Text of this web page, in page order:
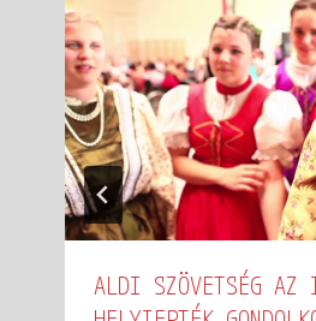
ALDI SZÖVETSÉG AZ